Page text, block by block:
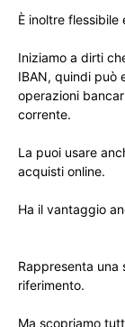
È inoltre
Iniziamo a dirti
IBAN, quindi può
operazioni
corrente.
La puoi usare
acquisti online.
Ha il vantaggio
Rappresenta
riferimento.
Ma scopriamo